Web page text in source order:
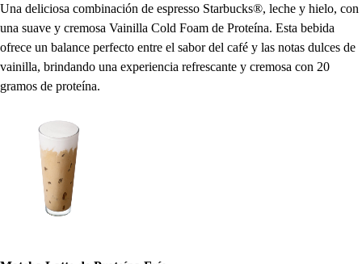
Una deliciosa combinación de espresso Starbucks®, leche y hielo, con
una suave y cremosa Vainilla Cold Foam de Proteína. Esta bebida
ofrece un balance perfecto entre el sabor del café y las notas dulces de
vainilla, brindando una experiencia refrescante y cremosa con 20
gramos de proteína.